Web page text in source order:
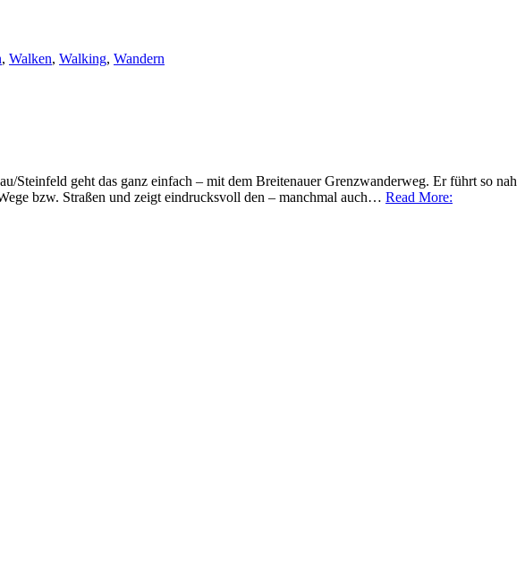
, Walken, Walking, Wandern
Steinfeld geht das ganz einfach – mit dem Breitenauer Grenzwanderweg. Er führt so nah
bzw. Straßen und zeigt eindrucksvoll den – manchmal auch… Read More: